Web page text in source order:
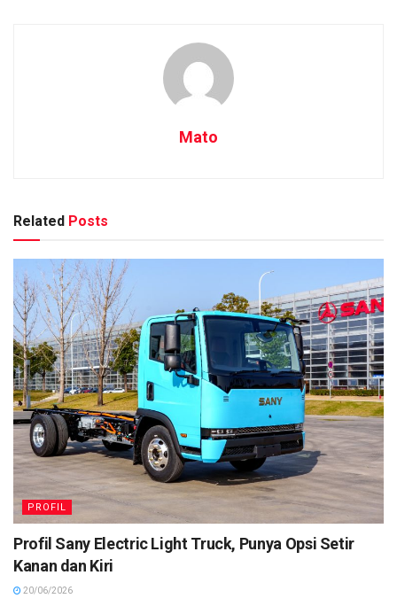
Mato
Related Posts
PROFIL
Profil Sany Electric Light Truck, Punya Opsi Setir
Kanan dan Kiri
20/06/2026